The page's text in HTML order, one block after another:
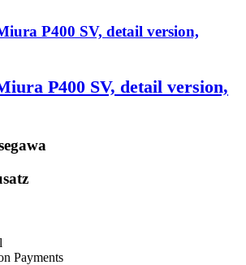
P400 SV, detail version,